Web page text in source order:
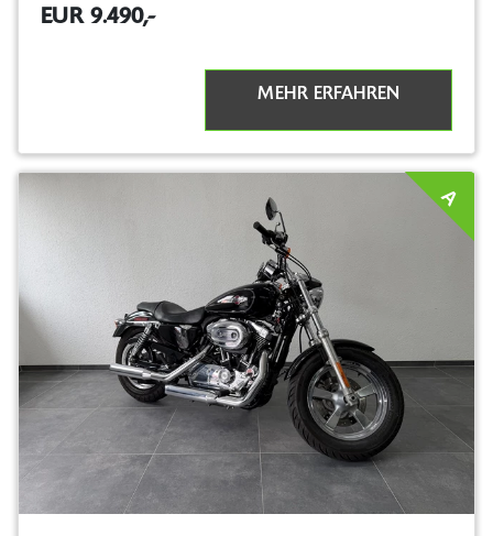
EUR 9.490,-
MEHR ERFAHREN
A